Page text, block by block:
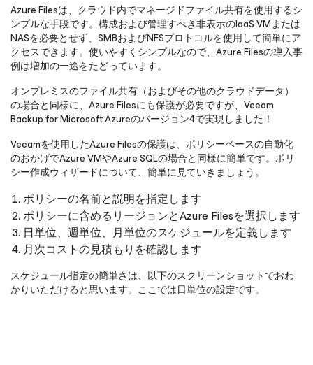
Azure Filesは、クラウド内でマネージドファイル共有を使用するシ
ンプルな手段です。構成および管理すべき非表示のIaaS VMまたは
NASを必要とせず、SMBおよびNFSプロトコルを使用して簡単にア
クセスできます。使いやすくシンプルなので、Azure Filesの導入事
例は増加の一途をたどっています。
オンプレミスのファイル共有（およびその他のクラウドデータ）
の場合と同様に、Azure Filesにも保護が必要ですが、Veeam
Backupfor Microsoft Azureのバージョン4で実現しました！
Veeamを使用したAzure Filesの保護は、ポリシーベースの自動化
のおかげでAzure VMやAzure SQLの場合と同様に簡単です。ポリ
シー作成ウィザードについて、簡単に見ていきましょう。
ポリシーの名前と説明を指定します
ポリシーに含めるリージョンとAzure Filesを選択します
日単位、週単位、月単位のスケジュールを定義します
月次コストの見積もりを確認します
スケジュール指定の簡単さは、以下のスクリーンショットでおわ
かりいただけると思います。ここでは日単位の設定です。